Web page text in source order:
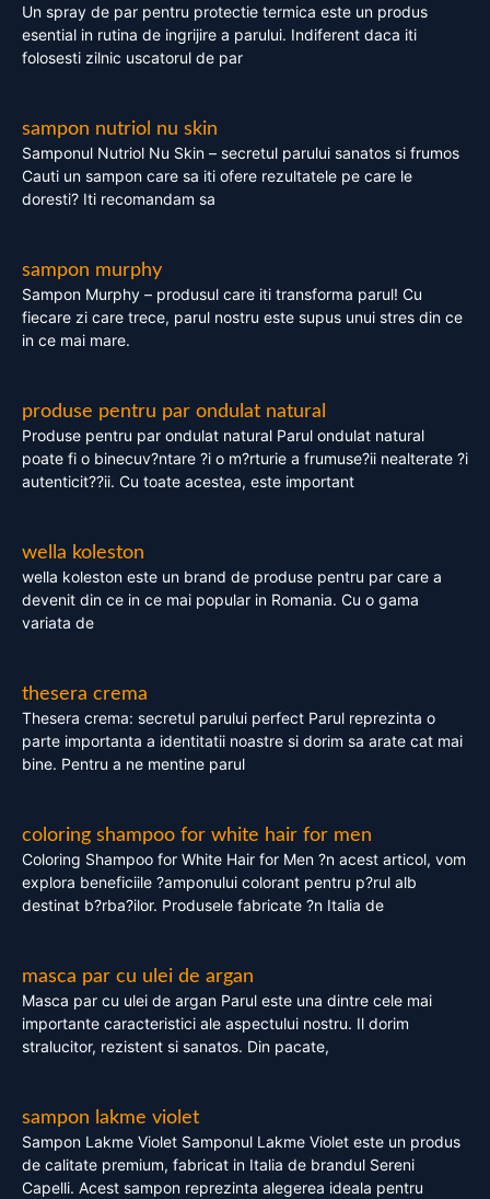
Un spray de par pentru protectie termica este un produs
esential in rutina de ingrijire a parului. Indiferent daca iti
folosesti zilnic uscatorul de par
sampon nutriol nu skin
Samponul Nutriol Nu Skin – secretul parului sanatos si frumos
Cauti un sampon care sa iti ofere rezultatele pe care le
doresti? Iti recomandam sa
sampon murphy
Sampon Murphy – produsul care iti transforma parul! Cu
fiecare zi care trece, parul nostru este supus unui stres din ce
in ce mai mare.
produse pentru par ondulat natural
Produse pentru par ondulat natural Parul ondulat natural
poate fi o binecuv?ntare ?i o m?rturie a frumuse?ii nealterate ?i
autenticit??ii. Cu toate acestea, este important
wella koleston
wella koleston este un brand de produse pentru par care a
devenit din ce in ce mai popular in Romania. Cu o gama
variata de
thesera crema
Thesera crema: secretul parului perfect Parul reprezinta o
parte importanta a identitatii noastre si dorim sa arate cat mai
bine. Pentru a ne mentine parul
coloring shampoo for white hair for men
Coloring Shampoo for White Hair for Men ?n acest articol, vom
explora beneficiile ?amponului colorant pentru p?rul alb
destinat b?rba?ilor. Produsele fabricate ?n Italia de
masca par cu ulei de argan
Masca par cu ulei de argan Parul este una dintre cele mai
importante caracteristici ale aspectului nostru. Il dorim
stralucitor, rezistent si sanatos. Din pacate,
sampon lakme violet
Sampon Lakme Violet Samponul Lakme Violet este un produs
de calitate premium, fabricat in Italia de brandul Sereni
Capelli. Acest sampon reprezinta alegerea ideala pentru